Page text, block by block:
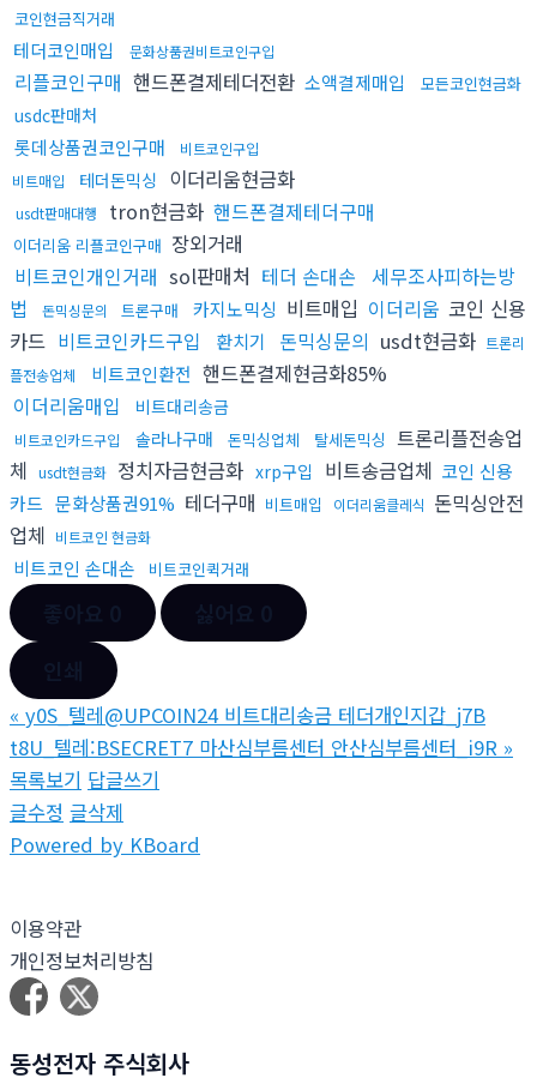
코인현금직거래
테더코인매입 문화상품권비트코인구입
리플코인구매 핸드폰결제테더전환 소액결제매입 모든코인현금화
usdc판매처
롯데상품권코인구매
비트코인구입
비트매입
테더돈믹싱 이더리움현금화
usdt판매대행 tron현금화 핸드폰결제테더구매
이더리움 리플코인구매 장외거래
비트코인개인거래 sol판매처 테더 손대손 세무조사피하는방
법
돈믹싱문의 트론구매 카지노믹싱 비트매입 이더리움 코인 신용
카드 비트코인카드구입 환치기 돈믹싱문의 usdt현금화 트론리
플전송업체
비트코인환전 핸드폰결제현금화85%
이더리움매입
비트대리송금
비트코인카드구입 솔라나구매 돈믹싱업체 탈세돈믹싱 트론리플전송업
체 usdt현금화 정치자금현금화 xrp구입 비트송금업체 코인 신용
카드 문화상품권91% 테더구매 비트매입 이더리움클레식 돈믹싱안전
업체 비트코인 현금화
비트코인 손대손 비트코인퀵거래
« y0S_텔레@UPCOIN24 비트대리송금 테더개인지갑_j7B
t8U_텔레:BSECRET7 마산심부름센터 안산심부름센터_i9R »
목록보기 답글쓰기
글수정 글삭제
Powered by KBoard
이용약관
개인정보처리방침
동성전자 주식회사